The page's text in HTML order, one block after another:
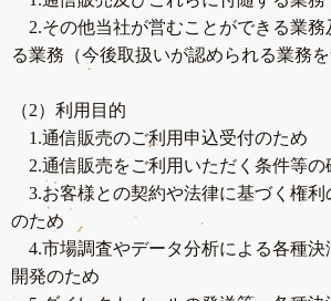
2.その他当社が営むことができる業務
る業務（今後取扱いが認められる業務を
（2）利用目的
1.通信販売のご利用申込受付のため
2.通信販売をご利用いただく条件等の
3.お客様との契約や法律に基づく権利
のため
4.市場調査やデータ分析による各種決
開発のため